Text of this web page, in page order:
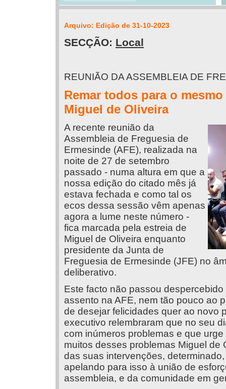
Arquivo: Edição de 31-10-2023
SECÇÃO: Local
REUNIÃO DA ASSEMBLEIA DE
Remar todos para o
Miguel de Oliveira
A recente reunião da
Assembleia de Freguesia de
Ermesinde (AFE), realizada na
noite de 27 de setembro
passado - numa altura em que a
nossa edição do citado mês já
estava fechada e como tal os
ecos dessa sessão vêm apenas
agora a lume neste número -
fica marcada pela estreia de
Miguel de Oliveira enquanto
presidente da Junta de
Freguesia de Ermesinde (JFE) no
deliberativo.
Este facto não passou
assento na AFE, nem tão pouco ao
de desejar felicidades quer ao novo
executivo relembraram que no seu
com inúmeros problemas e que
muitos desses problemas Miguel de
das suas intervenções,
apelando para isso à união de
assembleia, e da comunidade em